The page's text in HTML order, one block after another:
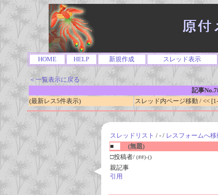
HOME HELP 新規作成 スレッド表示
＜一覧表示に戻る
記事
(最新レス5件表示)
スレッド内ページ移動 / <<
スレッドリスト / - / レスフォームへ移
■
(無題)
□投稿者/ (##)-()
親記事
引用